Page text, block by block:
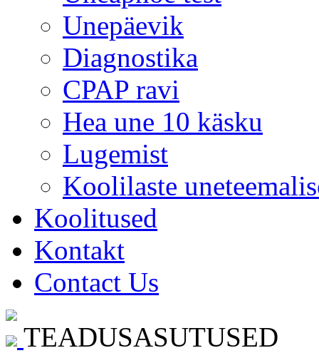
Unepäevik
Diagnostika
CPAP ravi
Hea une 10 käsku
Lugemist
Koolilaste
Koolitused
Kontakt
Contact Us
TEADUSASUTUSED